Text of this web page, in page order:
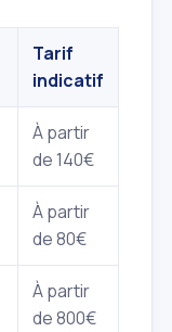
Tarif
indicatif
À partir
de 140€
À partir
de 80€
À partir
de 800€